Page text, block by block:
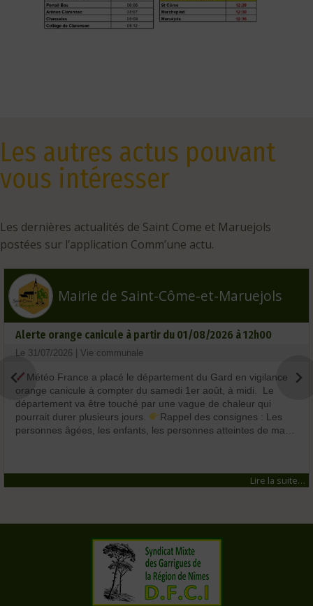
Les autres actus pouvant
vous intéresser
Les dernières actualités de Saint Come et Maruejols
postées sur l’application Comm’une actu.
Mairie de Saint-Côme-et-Maruejols
Alerte orange canicule à partir du 01/08/2026 à 12h00
Le 31/07/2026 | Vie communale
Météo France a placé le département du Gard en vigilance
orange canicule à compter du samedi 1er août, à midi. Le
département va être touché par une vague de chaleur qui
pourrait durer plusieurs jours.
Rappel des consignes : Les
personnes âgées, les enfants, les personnes atteintes de ma…
Lire la suite…